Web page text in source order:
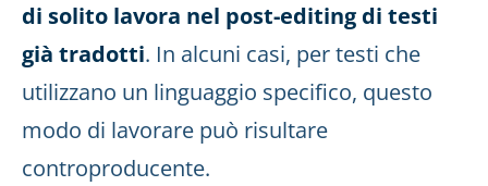
di solito lavora nel post-editing di testi
già tradotti. In alcuni casi, per testi che
utilizzano un linguaggio specifico, questo
modo di lavorare può risultare
controproducente.